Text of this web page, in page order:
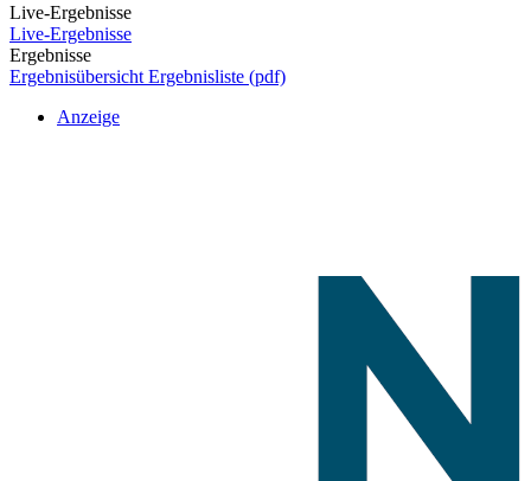
Live-Ergebnisse
Live-Ergebnisse
Ergebnisse
Ergebnisübersicht Ergebnisliste (pdf)
Anzeige